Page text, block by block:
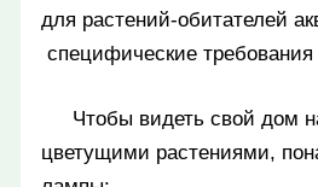
для растений-обитателей
специфические требования
Чтобы видеть свой дом
цветущими растениями,